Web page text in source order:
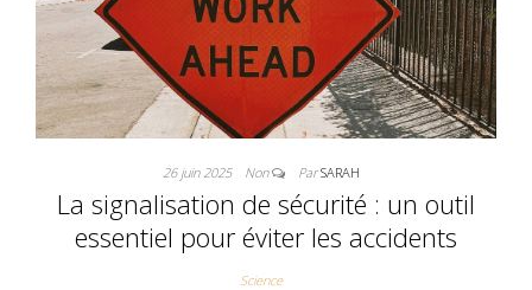
26 juin 2025 Non ParSARAH
La signalisation de sécurité : un outil
essentiel pour éviter les accidents
Science